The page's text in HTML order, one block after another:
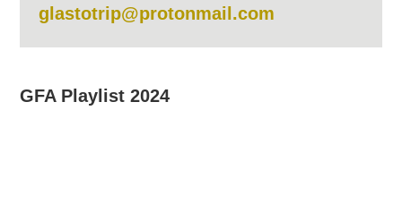
glastotrip@protonmail.com
GFA Playlist 2024